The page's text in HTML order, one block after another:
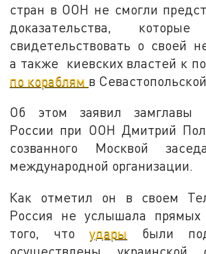
стран в ООН не смогли
доказательства,
свидетельствовать о своей
а также киевских властей к
по кораблям в
Об этом заявил замглавы
России при ООН Дмитрий
созванного Москвой
международной организации.
Как отметил он в своем
Россия не услышала прямых
того, чтоудары были